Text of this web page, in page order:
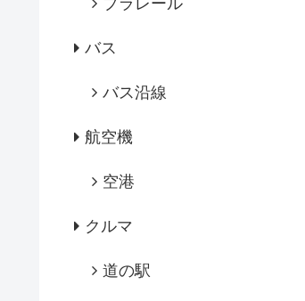
プラレール
バス
バス沿線
航空機
空港
クルマ
道の駅